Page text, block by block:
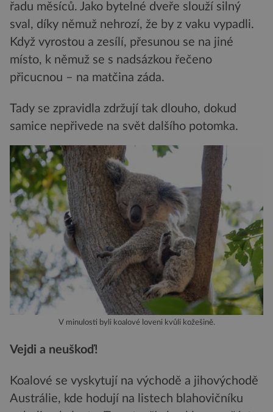
řadu měsíců. Jako bytelné dveře slouží silný
sval, díky němuž nehrozí, že by z vaku vypadli.
Když vyrostou a zesílí, přesunou se na jiné
místo, k němuž se s nadsázkou řečeno
přicucnou – na matčina záda.
Tady se zpravidla zdržují tak dlouho, dokud
samice nepřivede na svět dalšího potomka.
V minulosti byli koalové loveni kvůli kožešině.
Vejdi a neuškoď!
Koalové se vyskytují na východě a jihovýchodě
Austrálie, kde hodují na listech blahovičníku